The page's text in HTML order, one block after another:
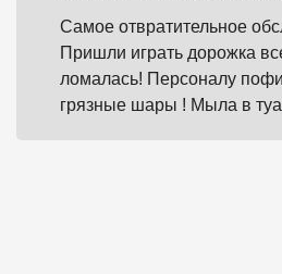
Самое отвратительное
Пришли играть дорожка
ломалась! Персоналу
грязные шары ! Мыла в